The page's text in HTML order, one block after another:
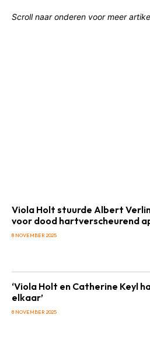
Scroll naar onderen voor meer
Viola Holt stuurde Albert
voor dood hartverscheurend
8 NOVEMBER 2025
‘Viola Holt en Catherine Keyl
elkaar’
8 NOVEMBER 2025